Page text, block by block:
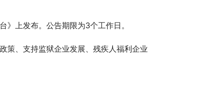
》上发布。公告期限为3个工作日。
策、支持监狱企业发展、残疾人福利企业